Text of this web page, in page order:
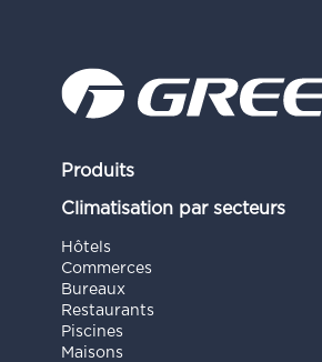
Produits
Climatisation par secteurs
Hôtels
Commerces
Bureaux
Restaurants
Piscines
Maisons